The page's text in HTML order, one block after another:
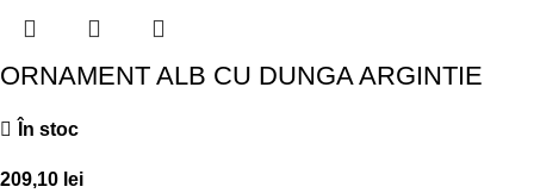
ORNAMENT ALB CU DUNGA ARGINTIE
În stoc
209,10 lei